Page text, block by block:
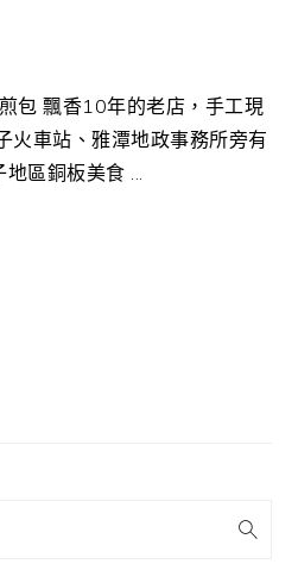
包 飄香10年的老店，手工現
火車站、雅潭地政事務所旁有
區銅板美食 ...